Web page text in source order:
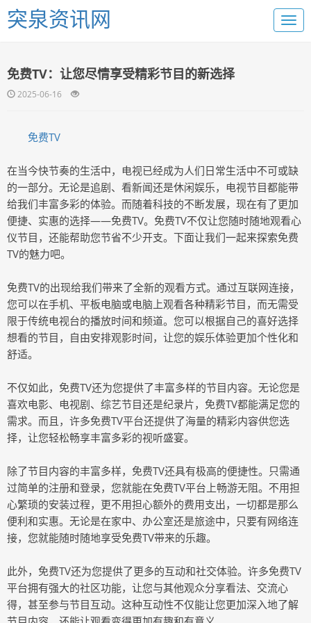
突泉资讯网
免费TV：让您尽情享受精彩节目的新选择
2025-06-16
免费TV
在当今快节奏的生活中，电视已经成为人们日常生活中不可或缺
的一部分。无论是追剧、看新闻还是休闲娱乐，电视节目都能带
给我们丰富多彩的体验。而随着科技的不断发展，现在有了更加
便捷、实惠的选择——免费TV。免费TV不仅让您随时随地观看心
仪节目，还能帮助您节省不少开支。下面让我们一起来探索免费
TV的魅力吧。
免费TV的出现给我们带来了全新的观看方式。通过互联网连接，
您可以在手机、平板电脑或电脑上观看各种精彩节目，而无需受
限于传统电视台的播放时间和频道。您可以根据自己的喜好选择
想看的节目，自由安排观影时间，让您的娱乐体验更加个性化和
舒适。
不仅如此，免费TV还为您提供了丰富多样的节目内容。无论您是
喜欢电影、电视剧、综艺节目还是纪录片，免费TV都能满足您的
需求。而且，许多免费TV平台还提供了海量的精彩内容供您选
择，让您轻松畅享丰富多彩的视听盛宴。
除了节目内容的丰富多样，免费TV还具有极高的便捷性。只需通
过简单的注册和登录，您就能在免费TV平台上畅游无阻。不用担
心繁琐的安装过程，更不用担心额外的费用支出，一切都是那么
便利和实惠。无论是在家中、办公室还是旅途中，只要有网络连
接，您就能随时随地享受免费TV带来的乐趣。
此外，免费TV还为您提供了更多的互动和社交体验。许多免费TV
平台拥有强大的社区功能，让您与其他观众分享看法、交流心
得，甚至参与节目互动。这种互动性不仅能让您更加深入地了解